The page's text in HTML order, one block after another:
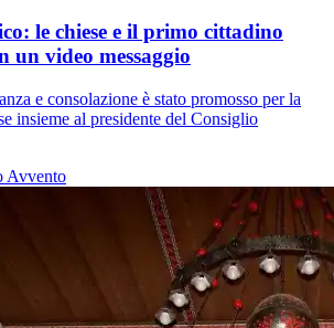
le chiese e il primo cittadino
un video messaggio
e consolazione è stato promosso per la
insieme al presidente del Consiglio
Avvento